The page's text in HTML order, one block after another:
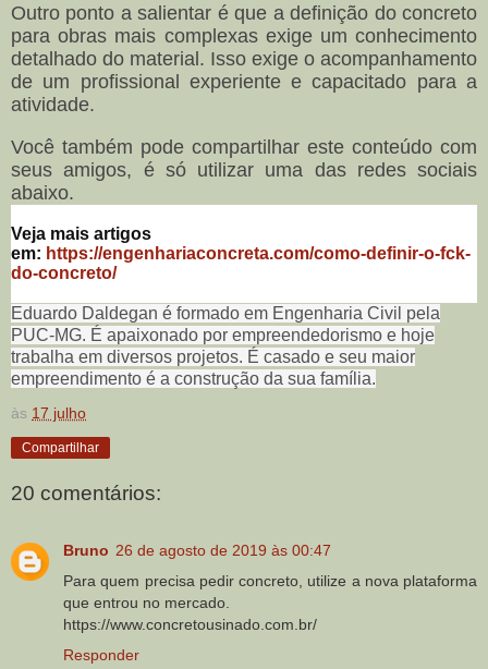
Outro ponto a salientar é que a definição do concreto
para obras mais complexas exige um conhecimento
detalhado do material. Isso exige o acompanhamento
de um profissional experiente e capacitado para a
atividade.
Você também pode compartilhar este conteúdo com
seus amigos, é só utilizar uma das redes sociais
abaixo.
Veja mais artigos
em: https://engenhariaconcreta.com/como-definir-o-fck-
do-concreto/
Eduardo Daldegan é formado em Engenharia Civil pela
PUC-MG. É apaixonado por empreendedorismo e hoje
trabalha em diversos projetos. É casado e seu maior
empreendimento é a construção da sua família.
às 17 julho
Compartilhar
20 comentários:
Bruno 26 de agosto de 2019 às 00:47
Para quem precisa pedir concreto, utilize a nova plataforma
que entrou no mercado.
https://www.concretousinado.com.br/
Responder